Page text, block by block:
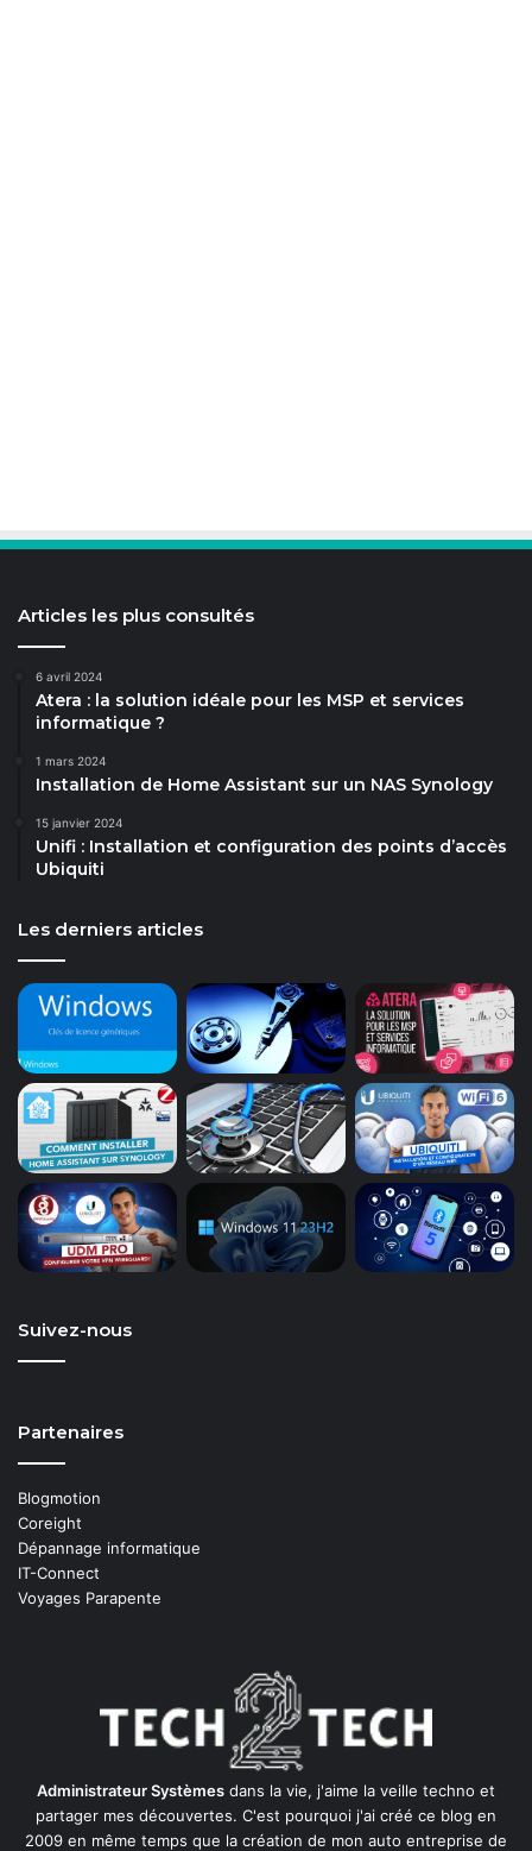
Articles les plus consultés
6 avril 2024
Atera : la solution idéale pour les MSP et services
informatique ?
1 mars 2024
Installation de Home Assistant sur un NAS Synology
15 janvier 2024
Unifi : Installation et configuration des points d’accès
Ubiquiti
Les derniers articles
Suivez-nous
Partenaires
Blogmotion
Coreight
Dépannage informatique
IT-Connect
Voyages Parapente
Administrateur Systèmes dans la vie, j'aime la veille techno et
partager mes découvertes. C'est pourquoi j'ai créé ce blog en
2009 en même temps que la création de mon auto entreprise de